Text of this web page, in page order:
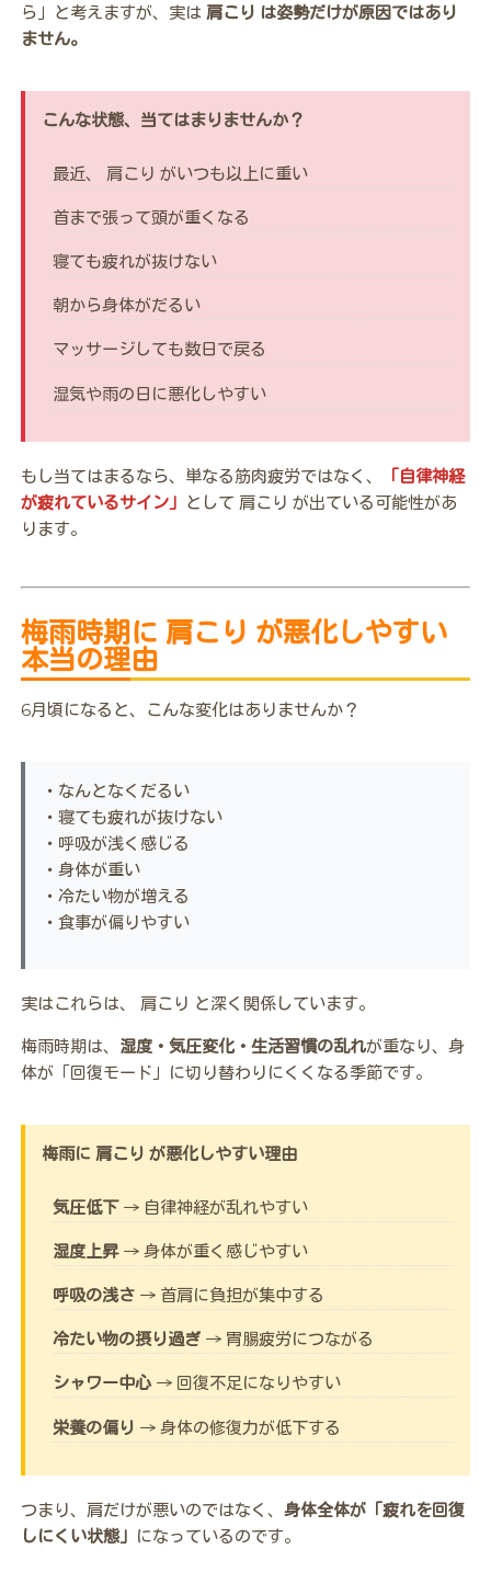
ら」と考えますが、実は 肩こり は姿勢だけが原因ではあり
ません。
こんな状態、当てはまりませんか？
最近、 肩こり がいつも以上に重い
首まで張って頭が重くなる
寝ても疲れが抜けない
朝から身体がだるい
マッサージしても数日で戻る
湿気や雨の日に悪化しやすい
もし当てはまるなら、単なる筋肉疲労ではなく、
「自律神経
が疲れているサイン」 として 肩こり が出ている可能性があ
ります。
梅雨時期に 肩こり が悪化しやすい
本当の理由
6月頃になると、こんな変化はありませんか？
・なんとなくだるい
・寝ても疲れが抜けない
・呼吸が浅く感じる
・身体が重い
・冷たい物が増える
・食事が偏りやすい
実はこれらは、 肩こり と深く関係しています。
梅雨時期は、 湿度・気圧変化・生活習慣の乱れが重なり、身
体が「回復モード」に切り替わりにくくなる季節です。
梅雨に 肩こり が悪化しやすい理由
気圧低下→ 自律神経が乱れやすい
湿度上昇→ 身体が重く感じやすい
呼吸の浅さ→ 首肩に負担が集中する
冷たい物の摂り過ぎ→ 胃腸疲労につながる
シャワー中心→ 回復不足になりやすい
栄養の偏り → 身体の修復力が低下する
つまり、肩だけが悪いのではなく、 身体全体が「疲れを回復
しにくい状態」 になっているのです。